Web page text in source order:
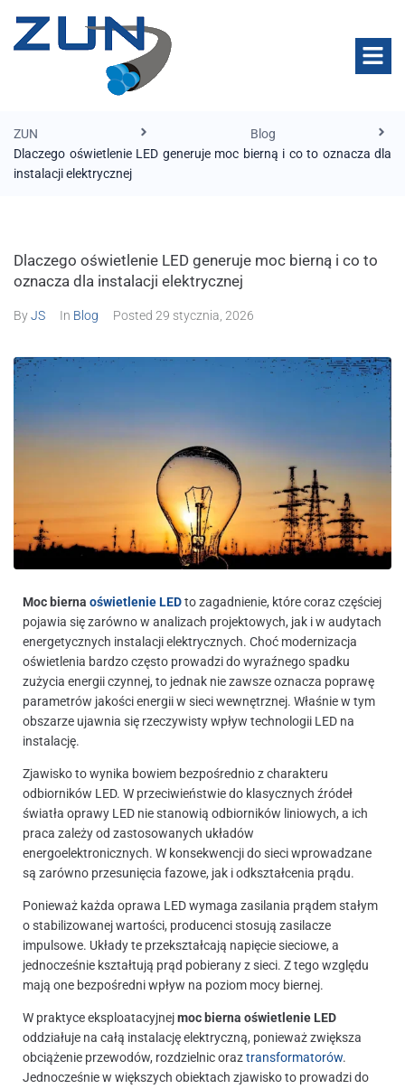
ZUN
Blog
Dlaczego oświetlenie LED generuje moc bierną i co to oznacza dla
instalacji elektrycznej
Dlaczego oświetlenie LED generuje moc bierną i co to
oznacza dla instalacji elektrycznej
ByJS In Blog Posted 29 stycznia, 2026
Moc bierna oświetlenie LEDto zagadnienie, które coraz częściej
pojawia się zarówno w analizach projektowych, jak i w audytach
energetycznych instalacji elektrycznych. Choć modernizacja
oświetlenia bardzo często prowadzi do wyraźnego spadku
zużycia energii czynnej, to jednak nie zawsze oznacza poprawę
parametrów jakości energii w sieci wewnętrznej. Właśnie w tym
obszarze ujawnia się rzeczywisty wpływ technologii LED na
instalację.
Zjawisko to wynika bowiem bezpośrednio z charakteru
odbiorników LED. W przeciwieństwie do klasycznych źródeł
światła oprawy LED nie stanowią odbiorników liniowych, a ich
praca zależy od zastosowanych układów
energoelektronicznych. W konsekwencji do sieci wprowadzane
są zarówno przesunięcia fazowe, jak i odkształcenia prądu.
Ponieważ każda oprawa LED wymaga zasilania prądem stałym
o stabilizowanej wartości, producenci stosują zasilacze
impulsowe. Układy te przekształcają napięcie sieciowe, a
jednocześnie kształtują prąd pobierany z sieci. Z tego względu
mają one bezpośredni wpływ na poziom mocy biernej.
W praktyce eksploatacyjnejmoc bierna oświetlenie LED
oddziałuje na całą instalację elektryczną, ponieważ zwiększa
obciążenie przewodów, rozdzielnic oraztransformatorów.
Jednocześnie w większych obiektach zjawisko to prowadzi do